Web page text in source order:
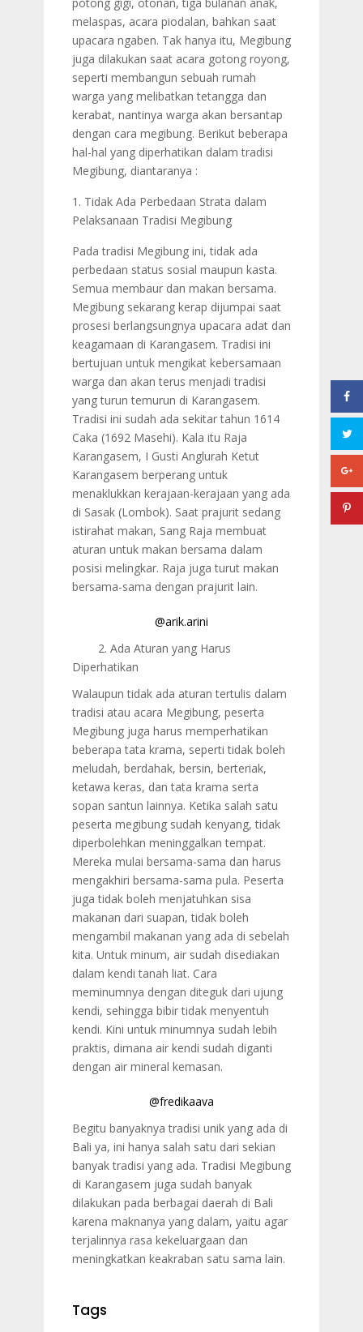
melaspas, acara piodalan, bahkan saat
upacara ngaben. Tak hanya itu, Megibung
juga dilakukan saat acara gotong royong,
seperti membangun sebuah rumah
warga yang melibatkan tetangga dan
kerabat, nantinya warga akan bersantap
dengan cara megibung. Berikut beberapa
hal-hal yang diperhatikan dalam tradisi
Megibung, diantaranya :
Tidak Ada Perbedaan Strata dalam
Pelaksanaan Tradisi Megibung
Pada tradisi Megibung ini, tidak ada
perbedaan status sosial maupun kasta.
Semua membaur dan makan bersama.
Megibung sekarang kerap dijumpai saat
prosesi berlangsungnya upacara adat dan
keagamaan di Karangasem. Tradisi ini
bertujuan untuk mengikat kebersamaan
warga dan akan terus menjadi tradisi
yang turun temurun di Karangasem.
Tradisi ini sudah ada sekitar tahun 1614
Caka (1692 Masehi). Kala itu Raja
Karangasem, I Gusti Anglurah Ketut
Karangasem berperang untuk
menaklukkan kerajaan-kerajaan yang ada
di Sasak (Lombok). Saat prajurit sedang
istirahat makan, Sang Raja membuat
aturan untuk makan bersama dalam
posisi melingkar. Raja juga turut makan
bersama-sama dengan prajurit lain.
@arik.arini
2. Ada Aturan yang Harus
Diperhatikan
Walaupun tidak ada aturan tertulis dalam
tradisi atau acara Megibung, peserta
Megibung juga harus memperhatikan
beberapa tata krama, seperti tidak boleh
meludah, berdahak, bersin, berteriak,
ketawa keras, dan tata krama serta
sopan santun lainnya. Ketika salah satu
peserta megibung sudah kenyang, tidak
diperbolehkan meninggalkan tempat.
Mereka mulai bersama-sama dan harus
mengakhiri bersama-sama pula. Peserta
juga tidak boleh menjatuhkan sisa
makanan dari suapan, tidak boleh
mengambil makanan yang ada di sebelah
kita. Untuk minum, air sudah disediakan
dalam kendi tanah liat. Cara
meminumnya dengan diteguk dari ujung
kendi, sehingga bibir tidak menyentuh
kendi. Kini untuk minumnya sudah lebih
praktis, dimana air kendi sudah diganti
dengan air mineral kemasan.
@fredikaava
Begitu banyaknya tradisi unik yang ada di
Bali ya, ini hanya salah satu dari sekian
banyak tradisi yang ada. Tradisi Megibung
di Karangasem juga sudah banyak
dilakukan pada berbagai daerah di Bali
karena maknanya yang dalam, yaitu agar
terjalinnya rasa kekeluargaan dan
meningkatkan keakraban satu sama lain.
Tags